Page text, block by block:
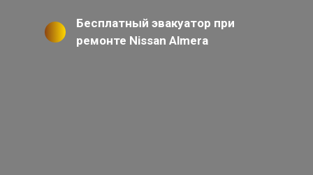
Бесплатный эвакуатор при
ремонте Nissan Almera